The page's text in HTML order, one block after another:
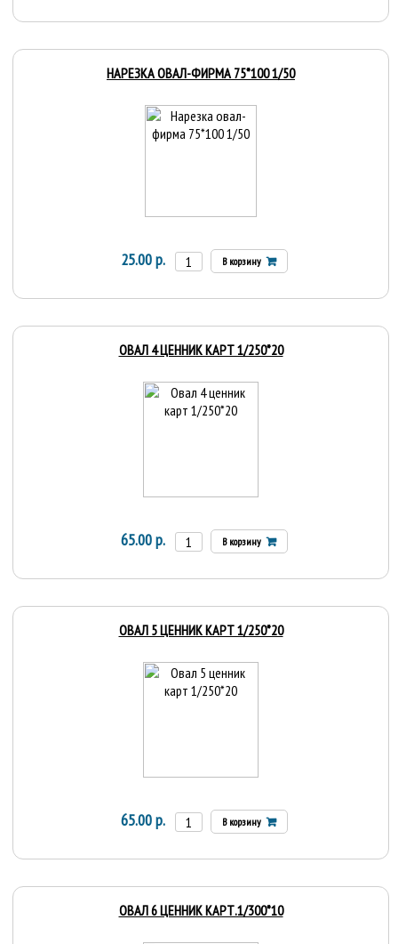
НАРЕЗКА ОВАЛ-ФИРМА 75*100 1/50
25.00 р. В корзину
ОВАЛ 4 ЦЕННИК КАРТ 1/250*20
65.00 р. В корзину
ОВАЛ 5 ЦЕННИК КАРТ 1/250*20
65.00 р. В корзину
ОВАЛ 6 ЦЕННИК КАРТ.1/300*10